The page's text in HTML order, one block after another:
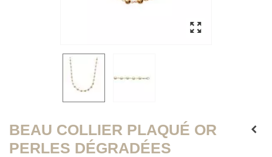
BEAU COLLIER PLAQUÉ OR
PERLES DÉGRADÉES